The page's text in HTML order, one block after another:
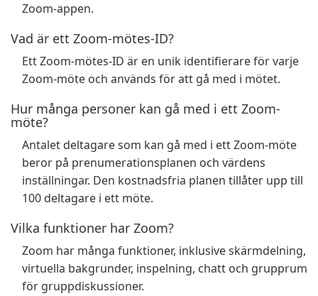
Zoom-appen.
Vad är ett Zoom-mötes-ID?
Ett Zoom-mötes-ID är en unik identifierare för varje
Zoom-möte och används för att gå med i mötet.
Hur många personer kan gå med i ett Zoom-
möte?
Antalet deltagare som kan gå med i ett Zoom-möte
beror på prenumerationsplanen och värdens
inställningar. Den kostnadsfria planen tillåter upp till
100 deltagare i ett möte.
Vilka funktioner har Zoom?
Zoom har många funktioner, inklusive skärmdelning,
virtuella bakgrunder, inspelning, chatt och grupprum
för gruppdiskussioner.